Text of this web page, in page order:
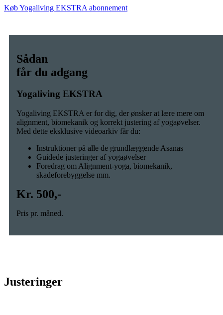
Køb Yogaliving EKSTRA abonnement
Sådan
får du adgang
Yogaliving EKSTRA
Yogaliving EKSTRA er for dig, der ønsker at lære mere om
alignment, biomekanik og korrekt justering af yogaøvelser.
Med dette eksklusive videoarkiv får du:
Instruktioner på alle de grundlæggende Asanas
Guidede justeringer af yogaøvelser
Foredrag om Alignment-yoga, biomekanik,
skadeforebyggelse mm.
Kr. 500,-
Pris pr. måned.
Justeringer